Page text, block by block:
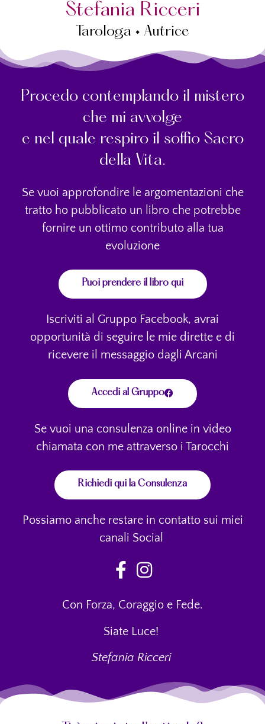
Stefania Ricceri
Tarologa • Autrice
Procedo contemplando il mistero
che mi avvolge
e nel quale respiro il soffio Sacro
della Vita.
Se vuoi approfondire le argomentazioni che
tratto ho pubblicato un libro che potrebbe
fornire un ottimo contributo alla tua
evoluzione
Puoi prendere il libro qui
Iscriviti al Gruppo Facebook, avrai
opportunità di seguire le mie dirette e di
ricevere il messaggio dagli Arcani
Accedi al Gruppo
Se vuoi una consulenza online in video
chiamata con me attraverso i Tarocchi
Richiedi qui la Consulenza
Possiamo anche restare in contatto sui miei
canali Social
Con Forza, Coraggio e Fede.
Siate Luce!
Stefania Ricceri